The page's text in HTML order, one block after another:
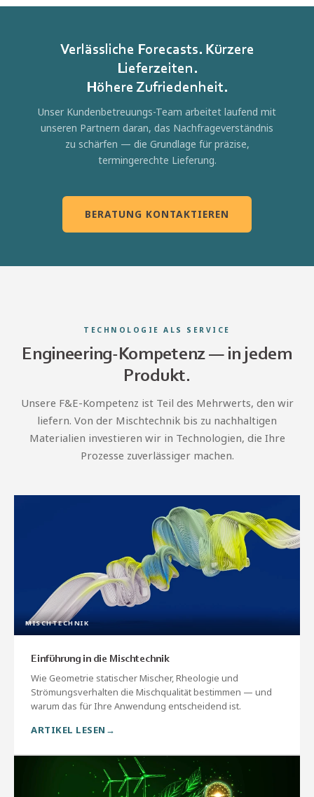
Verlässliche Forecasts. Kürzere
Lieferzeiten.
Höhere Zufriedenheit.
Unser Kundenbetreuungs-Team arbeitet laufend mit
unseren Partnern daran, das Nachfrageverständnis
zu schärfen — die Grundlage für präzise,
termingerechte Lieferung.
BERATUNG KONTAKTIEREN
TECHNOLOGIE ALS SERVICE
Engineering-Kompetenz — in jedem
Produkt.
Unsere F&E-Kompetenz ist Teil des Mehrwerts, den wir
liefern. Von der Mischtechnik bis zu nachhaltigen
Materialien investieren wir in Technologien, die Ihre
Prozesse zuverlässiger machen.
MISCHTECHNIK
Einführung in die Mischtechnik
Wie Geometrie statischer Mischer, Rheologie und
Strömungsverhalten die Mischqualität bestimmen — und
warum das für Ihre Anwendung entscheidend ist.
ARTIKEL LESEN